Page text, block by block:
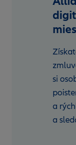
si
a
a